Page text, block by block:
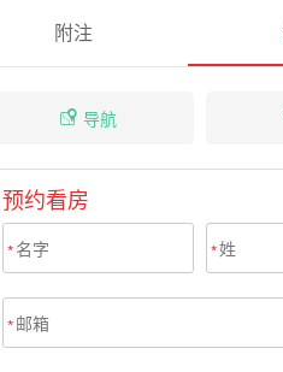
附注
导航
预约看房
* *
*